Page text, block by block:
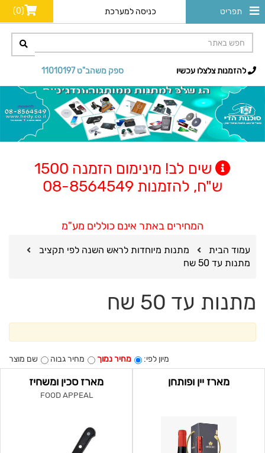
תפריט כניסה למערכת (0)
ספק משהב"ט 11010197 להזמנות צלצלו עכשיו
שים לב! מינימום הזמנה 1500
ש"ח, להזמנות 08-8564549
המחירים באתר אינם כוללים מע"מ
עמוד הבית
מתנות מיוחדות לראש השנה לפי תקציב
מתנות עד 50 שח
מתנות עד 50 שח
מיון לפי: מחיר נמוך מחיר גבוה שם מוצר
מארז יין ופותחן מארז סכין ומשחיז
FOOD APPEAL